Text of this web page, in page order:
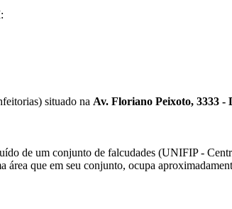
situado na Av. Floriano Peixoto, 3333 -
de um conjunto de falcudades (UNIFIP -
área que em seu conjunto, ocupa